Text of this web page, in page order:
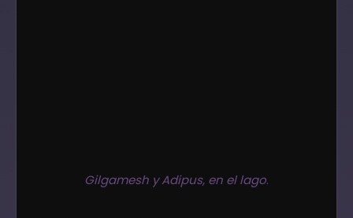
Gilgamesh y Adipus, en el lago.